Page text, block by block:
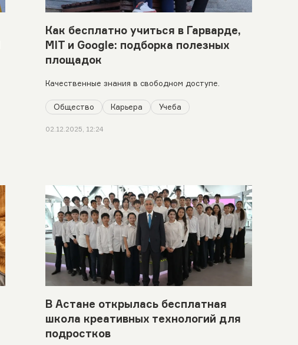
Как бесплатно учиться в Гарварде,
MIT и Google: подборка полезных
площадок
Качественные знания в свободном доступе.
Общество Карьера Учеба
02.12.2025, 12:24
В Астане открылась бесплатная
школа креативных технологий для
подростков